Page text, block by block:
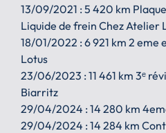
13/09/2021 : 5 420 km
Liquide de frein Chez Atelier
18/01/2022 : 6 921 km 2
Lotus
23/06/2023 : 11 461 km 3ᵉ
Biarritz
29/04/2024 : 14 280 km
29/04/2024 : 14 284 km